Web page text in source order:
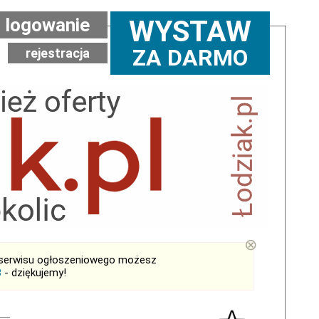
WYSTAW
ZA DARMO
logowanie
rejestracja
ogłoszeniowego możesz
- dziękujemy!
⊗